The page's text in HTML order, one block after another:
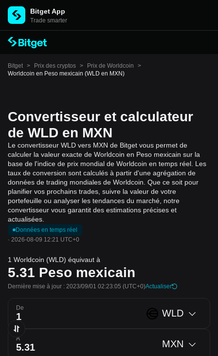
Bitget App
Trade smarter
Bitget > Prix des cryptos > Prix de Worldcoin
>
Worldcoin en Peso mexicain (WLD en MXN)
Convertisseur et calculateur
de WLD en MXN
Le convertisseur WLD vers MXN de Bitget vous permet de
calculer la valeur exacte de Worldcoin en Peso mexicain sur la
base de l'indice de prix mondial de Worldcoin en temps réel. Les
taux de conversion sont calculés à partir d'une agrégation de
données de trading mondiales de Worldcoin. Que ce soit pour
planifier vos prochains trades, suivre la valeur de votre
portefeuille ou analyser les tendances du marché, notre
convertisseur vous garantit des estimations précises et
actualisées.
Données en temps réel
· 2026-08-09 12:21 UTC+0
1 Worldcoin (WLD) équivaut à
5.31 Peso mexicain
Dernière mise à jour : 2023/09/01 02:23:05 (UTC+0)Actualiser
De WLD
À MXN